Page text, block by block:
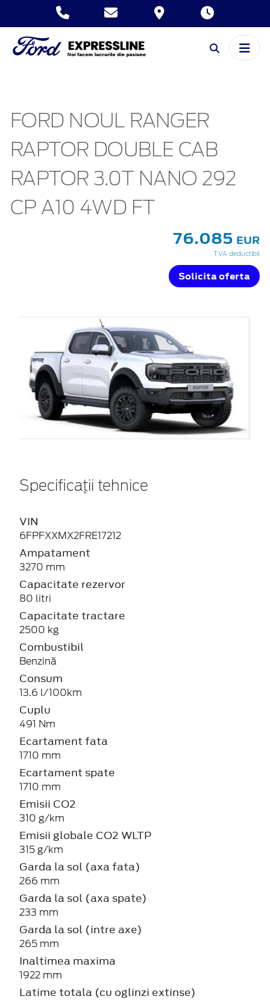
FORD NOUL RANGER
RAPTOR DOUBLE CAB
RAPTOR 3.0T NANO 292
CP A10 4WD FT
76.085 EUR
TVA deductibil
Solicita oferta
Specificații tehnice
VIN
6FPFXXMX2FRE17212
Ampatament
3270 mm
Capacitate rezervor
80 litri
Capacitate tractare
2500 kg
Combustibil
Benzină
Consum
13.6 l/100km
Cuplu
491 Nm
Ecartament fata
1710 mm
Ecartament spate
1710 mm
Emisii CO2
310 g/km
Emisii globale CO2 WLTP
315 g/km
Garda la sol (axa fata)
266 mm
Garda la sol (axa spate)
233 mm
Garda la sol (intre axe)
265 mm
Inaltimea maxima
1922 mm
Latime totala (cu oglinzi extinse)